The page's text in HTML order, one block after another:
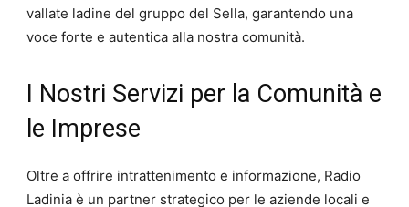
vallate ladine del gruppo del Sella, garantendo una
voce forte e autentica alla nostra comunità.
I Nostri Servizi per la Comunità e
le Imprese
Oltre a offrire intrattenimento e informazione, Radio
Ladinia è un partner strategico per le aziende locali e